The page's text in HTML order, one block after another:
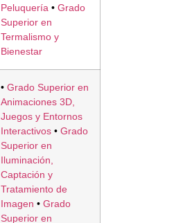
Peluquería • Grado
Superior en
Termalismo y
Bienestar
• Grado Superior en
Animaciones 3D,
Juegos y Entornos
Interactivos • Grado
Superior en
Iluminación,
Captación y
Tratamiento de
Imagen • Grado
Superior en